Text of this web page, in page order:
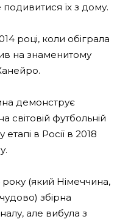
їх з дому.
році, коли обіграла
на знаменитому
демонструє
світовій футбольній
в Росії в 2018
(який Німеччина,
збірна
але вибула з